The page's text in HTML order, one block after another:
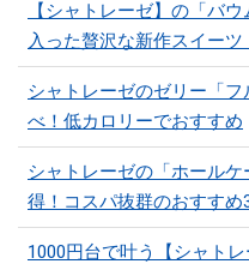
【シャトレーゼ】の「バ
入った贅沢な新作スイー
シャトレーゼのゼリー「
べ！低カロリーでおすすめ
シャトレーゼの「ホール
得！コスパ抜群のおすすめ
1000円台で叶う【シャト